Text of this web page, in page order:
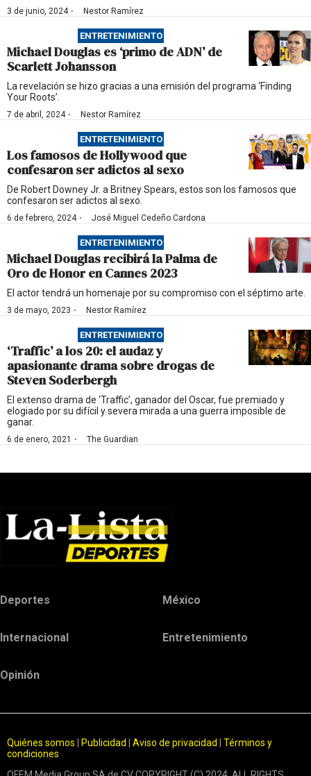
3 de junio, 2024· Nestor Ramírez
ENTRETENIMIENTO
Michael Douglas es ‘primo de ADN’ de
Scarlett Johansson
La revelación se hizo gracias a una emisión del programa ‘Finding
Your Roots’.
7 de abril, 2024· Nestor Ramírez
ENTRETENIMIENTO
Los famosos de Hollywood que
confesaron ser adictos al sexo
De Robert Downey Jr. a Britney Spears, estos son los famosos que
confesaron ser adictos al sexo.
6 de febrero, 2024· José Miguel Cedeño Cardona
ENTRETENIMIENTO
Michael Douglas recibirá la Palma de
Oro de Honor en Cannes 2023
El actor tendrá un homenaje por su compromiso con el séptimo arte.
3 de mayo, 2023 · Nestor Ramírez
ENTRETENIMIENTO
‘Traffic’ a los 20: el audaz y
apasionante drama sobre drogas de
Steven Soderbergh
El extenso drama de ‘Traffic’, ganador del Oscar, fue premiado y
elogiado por su difícil y severa mirada a una guerra imposible de
ganar.
6 de enero, 2021 · The Guardian
Deportes México
Internacional Entretenimiento
Opinión
Quiénes somos Publicidad Aviso de privacidad
Términos y
condiciones